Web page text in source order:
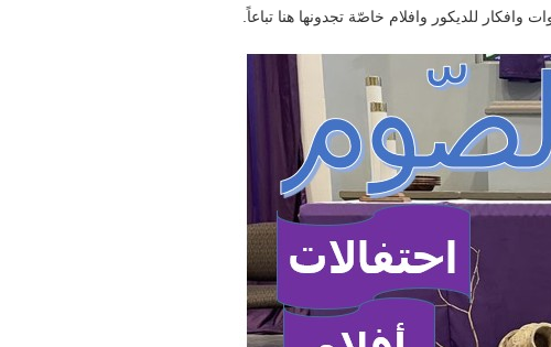
للديكور وافلام خاصّة تجدونها هنا تباعاً.